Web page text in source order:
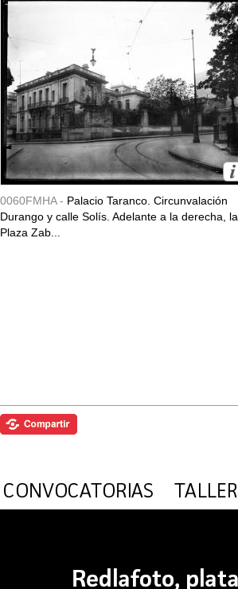
0060FMHA - Palacio Taranco. Circunvalación
Durango y calle Solís. Adelante a la derecha, la
Plaza Zab...